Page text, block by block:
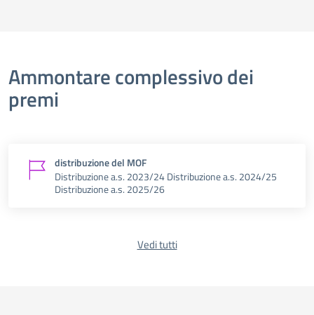
Ammontare complessivo dei
premi
distribuzione del MOF
Distribuzione a.s. 2023/24 Distribuzione a.s. 2024/25
Distribuzione a.s. 2025/26
Vedi tutti